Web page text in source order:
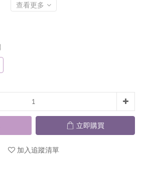
查看更多
立即購買
加入追蹤清單